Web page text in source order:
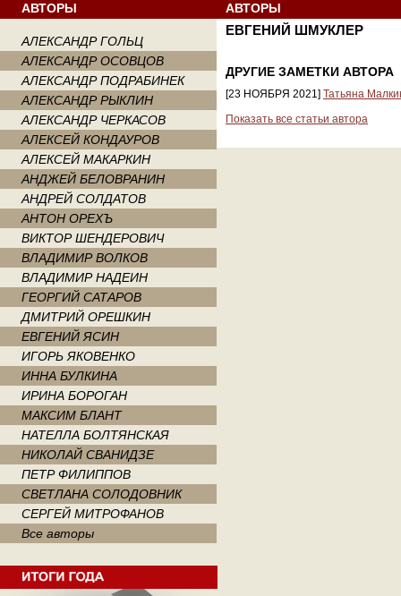
АВТОРЫ
АЛЕКСАНДР ГОЛЬЦ
АЛЕКСАНДР ОСОВЦОВ
АЛЕКСАНДР ПОДРАБИНЕК
АЛЕКСАНДР РЫКЛИН
АЛЕКСАНДР ЧЕРКАСОВ
АЛЕКСЕЙ КОНДАУРОВ
АЛЕКСЕЙ МАКАРКИН
АНДЖЕЙ БЕЛОВРАНИН
АНДРЕЙ СОЛДАТОВ
АНТОН ОРЕХЪ
ВИКТОР ШЕНДЕРОВИЧ
ВЛАДИМИР ВОЛКОВ
ВЛАДИМИР НАДЕИН
ГЕОРГИЙ САТАРОВ
ДМИТРИЙ ОРЕШКИН
ЕВГЕНИЙ ЯСИН
ИГОРЬ ЯКОВЕНКО
ИННА БУЛКИНА
ИРИНА БОРОГАН
МАКСИМ БЛАНТ
НАТЕЛЛА БОЛТЯНСКАЯ
НИКОЛАЙ СВАНИДЗЕ
ПЕТР ФИЛИППОВ
СВЕТЛАНА СОЛОДОВНИК
СЕРГЕЙ МИТРОФАНОВ
Все авторы
АВТОРЫ
ЕВГЕНИЙ ШМУКЛЕР
ДРУГИЕ ЗАМЕТКИ АВТОРА
[23 НОЯБРЯ 2021] Татьяна
Показать все статьи автора